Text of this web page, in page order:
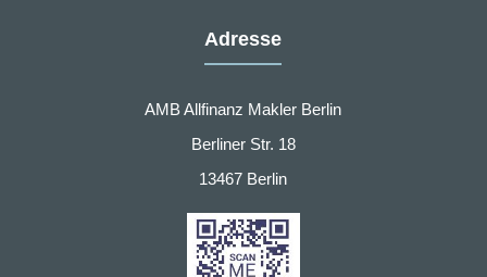
Adresse
AMB Allfinanz Makler Berlin
Berliner Str. 18
13467 Berlin